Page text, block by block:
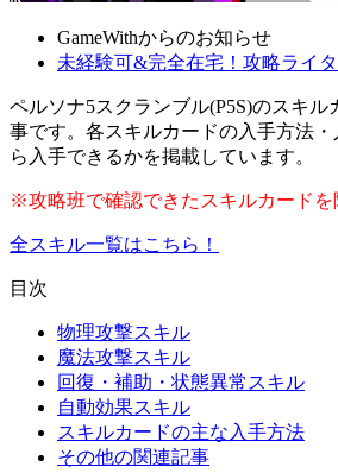
GameWithからのお知らせ
未経験可&完全在宅！攻略ライタ
ペルソナ5スクランブル(P5S)のスキ
事です。各スキルカードの入手方法
ら入手できるかを掲載しています。
※攻略班で確認できたスキルカードを
全スキル一覧はこちら！
目次
物理攻撃スキル
魔法攻撃スキル
回復・補助・状態異常スキル
自動効果スキル
スキルカードの主な入手方法
その他の関連記事